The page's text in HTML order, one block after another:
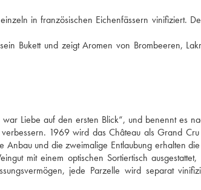
in französischen Eichenfässern vinifiziert.
Bukett und zeigt Aromen von Brombeeren,
Liebe auf den ersten Blick“, und benennt es
1969 wird das Château als Grand Cru
Anbau und die zweimalige Entlaubung erhalten
mit einem optischen Sortiertisch ausgestattet,
jede Parzelle wird separat